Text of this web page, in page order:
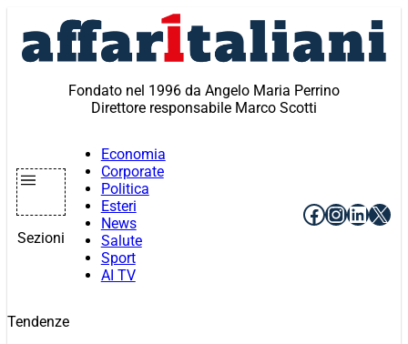
contenuto
Fondato nel 1996 da Angelo Maria Perrino
Direttore responsabile Marco Scotti
Sezioni
Economia
Corporate
Politica
Esteri
News
Salute
Sport
AI TV
Facebook
X
Tendenze